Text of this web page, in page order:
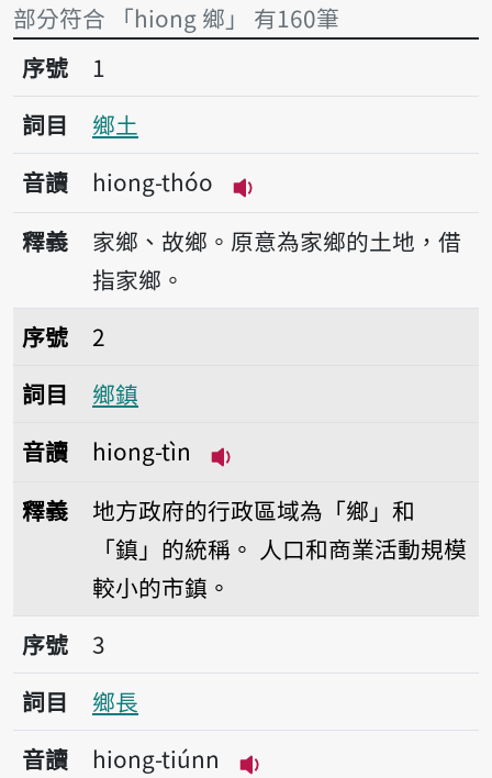
部分符合 「hiong 鄉」 有160筆
序號1鄉土
序號
1
詞目
鄉土
音讀
hiong-thóo
播放音讀hiong-thóo
釋義
家鄉、故鄉。原意為家鄉的土地，借
指家鄉。
序號2鄉鎮
序號
2
詞目
鄉鎮
音讀
hiong-tìn
釋義
地方政府的行政區域為「鄉」和
「鎮」的統稱。 人口和商業活動規模
較小的市鎮。
序號3鄉長
序號
3
詞目
鄉長
音讀
hiong-tiúnn